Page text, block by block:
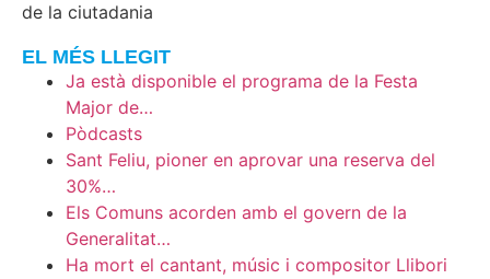
de la ciutadania
EL MÉS LLEGIT
Ja està disponible el programa de la Festa
Major de…
Pòdcasts
Sant Feliu, pioner en aprovar una reserva del
30%…
Els Comuns acorden amb el govern de la
Generalitat…
Ha mort el cantant, músic i compositor Llibori